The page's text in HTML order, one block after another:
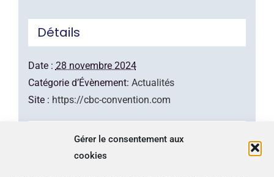
Gérer le consentement aux
cookies
Détails
Date : 28 novembre 2024
Catégorie d’Évènement: Actualités
Site : https://cbc-convention.com